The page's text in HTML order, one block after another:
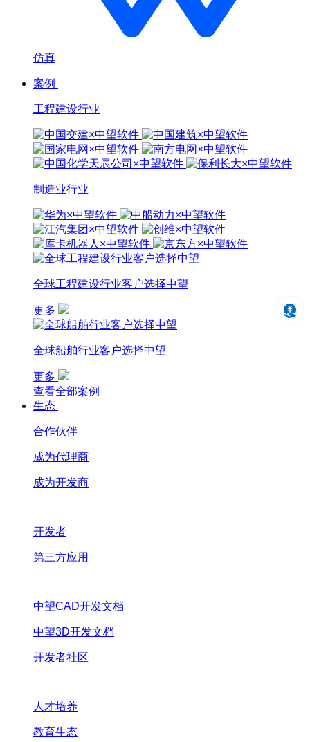
仿真
案例
工程建设行业
制造业行业
全球工程建设行业客户选择中望
更多
全球船舶行业客户选择中望
更多
查看全部案例
生态
合作伙伴
成为代理商
成为开发商
开发者
第三方应用
中望CAD开发文档
中望3D开发文档
开发者社区
人才培养
教育生态
中望3D 2024
设计仿真制造一体化